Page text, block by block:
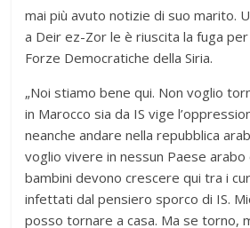
mai più avuto notizie di suo marito.
a Deir ez-Zor le è riuscita la fuga
Forze Democratiche della Siria.
„Noi stiamo bene qui. Non voglio
in Marocco sia da IS vige
neanche andare nella repubblica
voglio vivere in nessun Paese arabo
bambini devono crescere qui tra i
infettati dal pensiero sporco di IS.
posso tornare a casa. Ma se torno,